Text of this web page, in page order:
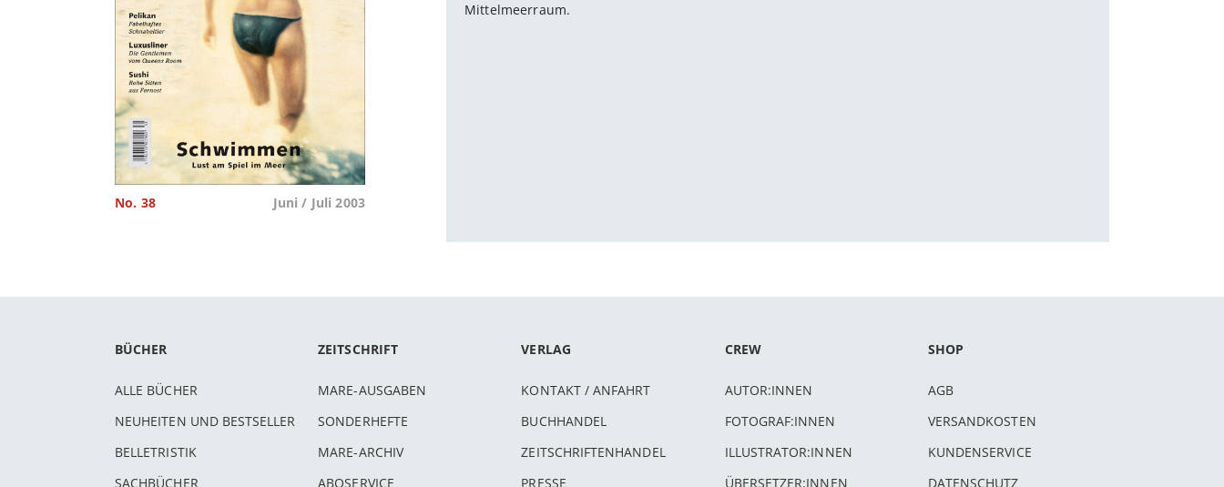
No. 38 Juni / Juli 2003
Mittelmeerraum.
BÜCHER
ALLE BÜCHER
NEUHEITEN UND BESTSELLER
BELLETRISTIK
SACHBÜCHER
ZEITSCHRIFT
MARE-AUSGABEN
SONDERHEFTE
MARE-ARCHIV
ABOSERVICE
VERLAG
KONTAKT / ANFAHRT
BUCHHANDEL
ZEITSCHRIFTENHANDEL
PRESSE
CREW
AUTOR:INNEN
FOTOGRAF:INNEN
ILLUSTRATOR:INNEN
ÜBERSETZER:INNEN
SHOP
AGB
VERSANDKOSTEN
KUNDENSERVICE
DATENSCHUTZ